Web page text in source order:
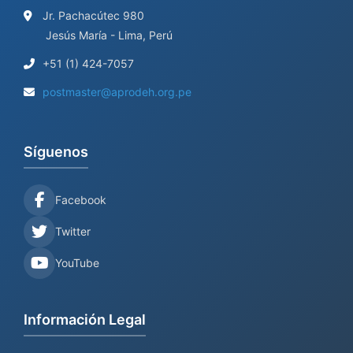
Jr. Pachacútec 980
Jesús María - Lima, Perú
+51 (1) 424-7057
postmaster@aprodeh.org.pe
Síguenos
Facebook
Twitter
YouTube
Información Legal